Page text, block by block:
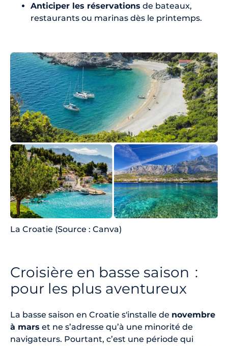
Anticiper les réservations de bateaux,
restaurants ou marinas dès le printemps.
La Croatie (Source : Canva)
Croisière en basse saison :
pour les plus aventureux
La basse saison en Croatie s'installe de novembre
à mars et ne s’adresse qu’à une minorité de
navigateurs. Pourtant, c’est une période qui